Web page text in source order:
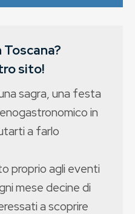
sito!
sagra, una festa
in
a farlo
proprio agli eventi
mese decine di
a scoprire